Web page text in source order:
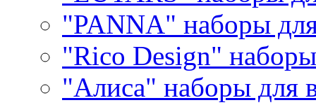
"PANNA" наборы
"Rico Design"
"Алиса" наборы для